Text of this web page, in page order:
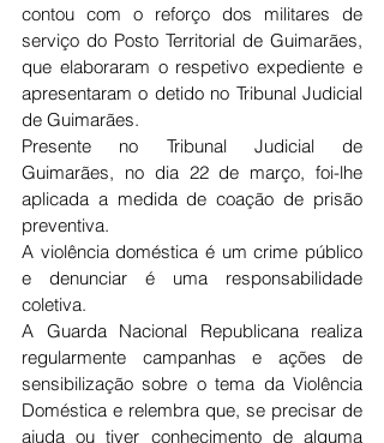
contou com o reforço dos militares de
serviço do Posto Territorial de Guimarães,
que elaboraram o respetivo expediente e
apresentaram o detido no Tribunal Judicial
de Guimarães.
Presente no Tribunal Judicial de
Guimarães, no dia 22 de março, foi-lhe
aplicada a medida de coação de prisão
preventiva.
A violência doméstica é um crime público
e denunciar é uma responsabilidade
coletiva.
A Guarda Nacional Republicana realiza
regularmente campanhas e ações de
sensibilização sobre o tema da Violência
Doméstica e relembra que, se precisar de
ajuda ou tiver conhecimento de alguma